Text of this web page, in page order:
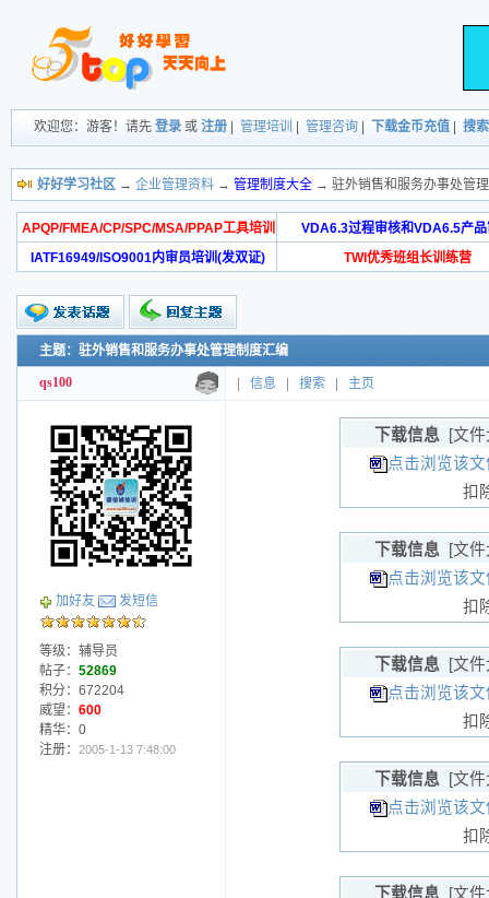
欢迎您：游客！请先 登录 或 注册 管理培训 管理咨询 下载金币充值 搜索
好好学习社区 → 企业管理资料 → 管理制度大全 → 驻外销售和服务办事处管
APQP/FMEA/CP/SPC/MSA/PPAP工具培训
VDA6.3过程审核和VDA6.5产品
IATF16949/ISO9001内审员培训(发双证)
TWI优秀班组长训练营
主题：驻外销售和服务办事处管理制度汇编
qs100 信息 搜索 主页
加好友 发短信
等级：辅导员
帖子： 52869
积分：672204
威望： 600
精华：0
注册： 2005-1-13 7:48:00
下载信息 [文件
点击浏览该
扣
下载信息 [文件
点击浏览该
扣
下载信息 [文件
点击浏览该
扣
下载信息 [文件
点击浏览该
扣
下载信息 [文件